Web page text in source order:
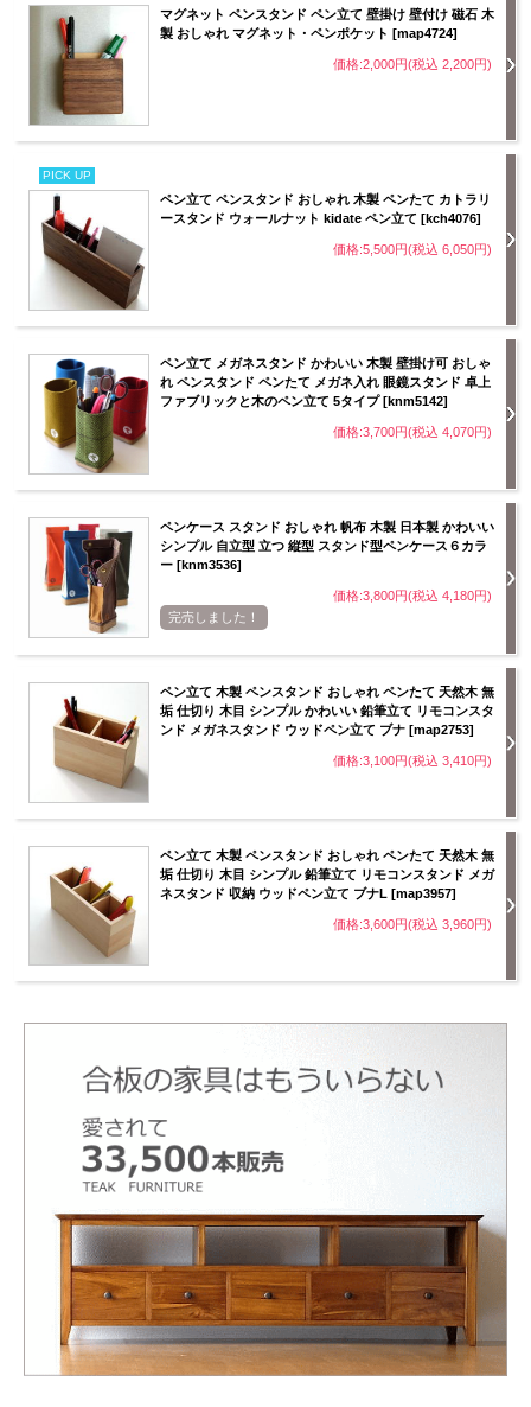
マグネット ペンスタンド ペン立て 壁掛け 壁付け 磁石 木
製 おしゃれ マグネット・ペンポケット [map4724]
価格:2,000円(税込 2,200円)
PICK UP
ペン立て ペンスタンド おしゃれ 木製 ペンたて カトラリ
ースタンド ウォールナット kidate ペン立て [kch4076]
価格:5,500円(税込 6,050円)
ペン立て メガネスタンド かわいい 木製 壁掛け可 おしゃ
れ ペンスタンド ペンたて メガネ入れ 眼鏡スタンド 卓上
ファブリックと木のペン立て 5タイプ [knm5142]
価格:3,700円(税込 4,070円)
ペンケース スタンド おしゃれ 帆布 木製 日本製 かわいい
シンプル 自立型 立つ 縦型 スタンド型ペンケース６カラ
ー [knm3536]
価格:3,800円(税込 4,180円)
完売しました！
ペン立て 木製 ペンスタンド おしゃれ ペンたて 天然木 無
垢 仕切り 木目 シンプル かわいい 鉛筆立て リモコンスタ
ンド メガネスタンド ウッドペン立て ブナ [map2753]
価格:3,100円(税込 3,410円)
ペン立て 木製 ペンスタンド おしゃれ ペンたて 天然木 無
垢 仕切り 木目 シンプル 鉛筆立て リモコンスタンド メガ
ネスタンド 収納 ウッドペン立て ブナL [map3957]
価格:3,600円(税込 3,960円)